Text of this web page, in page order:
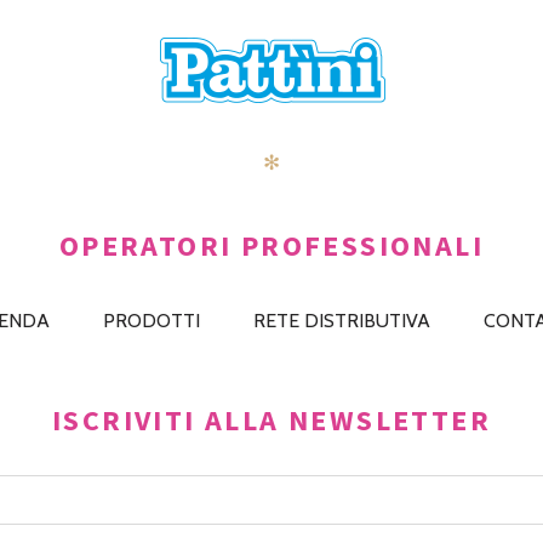
✻
OPERATORI PROFESSIONALI
PRODOTTI RETE DISTRIBUTIVA
ISCRIVITI ALLA NEWSLETTER